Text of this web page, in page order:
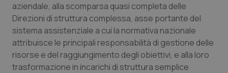
Sardegna
Sicilia
Toscana
Malattia di Crohn & Rettocolite Ulcerosa
Neuroscienze & patologie neurodegenerative
Obesità
aziendale, alla scomparsa quasi completa delle
Direzioni di struttura complessa, asse portante del
sistema assistenziale a cui la normativa nazionale
attribuisce le principali responsabilità di gestione delle
risorse e del raggiungimento degli obiettivi, e alla loro
trasformazione in incarichi di struttura semplice